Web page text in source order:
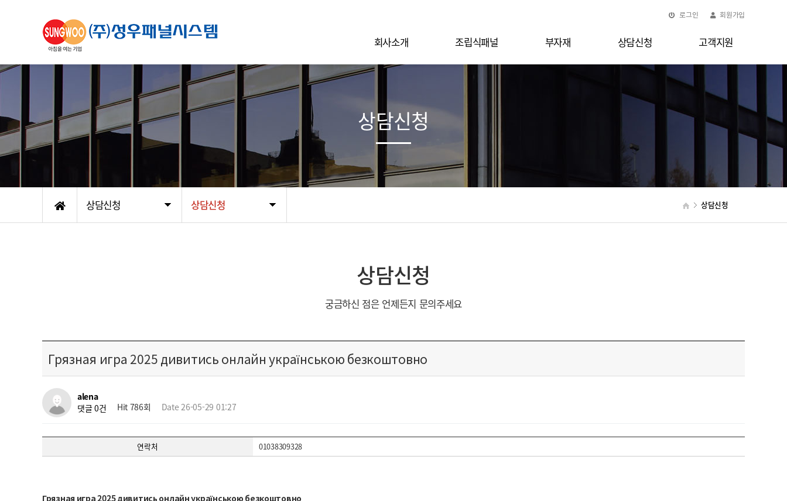
로그인 회원가입
회사소개 조립식패널 부자재 상담신청 고객지원
상담신청 상담신청 상담신청
상담신청
상담신청
궁금하신 점은 언제든지 문의주세요
Грязная игра 2025 дивитись онлайн українською безкоштовно
alena
댓글 0건
Hit 786회 Date 26-05-29 01:27
연락처 01038309328
Грязная игра 2025 дивитись онлайн українською безкоштовно